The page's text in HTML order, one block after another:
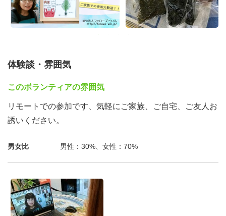
体験談・雰囲気
このボランティアの雰囲気
リモートでの参加です、気軽にご家族、ご自宅、ご友人お
誘いください。
男女比 男性：30%、女性：70%